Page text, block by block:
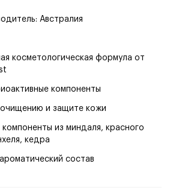
Австралия
косметологическая формула от
компоненты
и защите кожи
компоненты из миндаля, красного
кедра
состав